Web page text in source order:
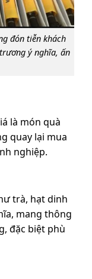
đón tiễn khách
ý nghĩa, ấn
là món quà
quay lại mua
nghiệp.
trà, hạt dinh
mang thông
đặc biệt phù